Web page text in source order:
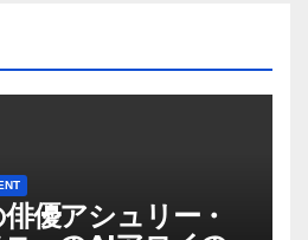
優アシュリー・